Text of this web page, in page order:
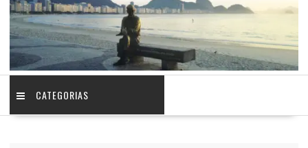
CATEGORIAS